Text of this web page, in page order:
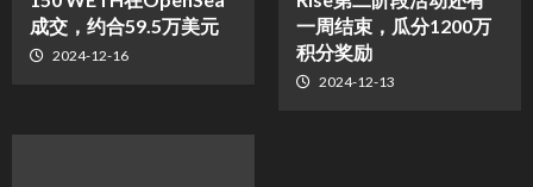
成交，约合59.5万美元
2024-12-16
一周结束，瓜分1200万
积分奖励
2024-12-13